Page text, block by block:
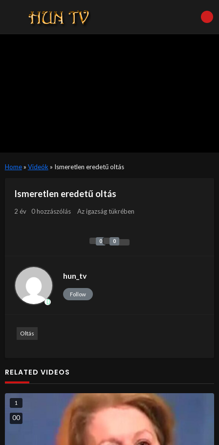
Home» Videók » Ismeretlen eredetű oltás
Ismeretlen eredetű oltás
2 év 0 hozzászólás Az igazság tükrében
0 0
hun_tv
Follow
Oltás
RELATED VIDEOS
1
00